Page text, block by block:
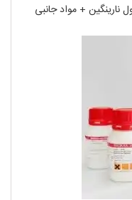
+ مواد جانبی